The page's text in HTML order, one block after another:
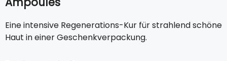
Eine intensive Regenerations-Kur für strahlend schöne
Haut in einer Geschenkverpackung.